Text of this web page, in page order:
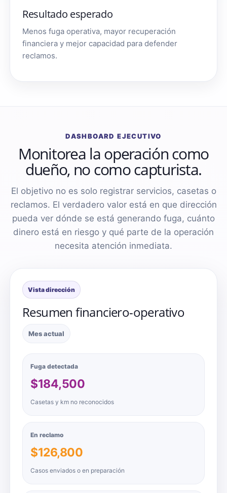
Resultado esperado
Menos fuga operativa, mayor recuperación
financiera y mejor capacidad para defender
reclamos.
DASHBOARD EJECUTIVO
Monitorea la operación como
dueño, no como capturista.
El objetivo no es solo registrar servicios, casetas o
reclamos. El verdadero valor está en que dirección
pueda ver dónde se está generando fuga, cuánto
dinero está en riesgo y qué parte de la operación
necesita atención inmediata.
Vista dirección
Resumen financiero-operativo
Mes actual
Fuga detectada
$184,500
Casetas y km no reconocidos
En reclamo
$126,800
Casos enviados o en preparación